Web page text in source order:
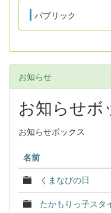
パブリック
お知らせ
お知らせボ
お知らせボックス
名前
くまなびの日
たかもりっ子スタ